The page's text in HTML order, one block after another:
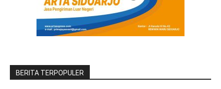
BERITA TERPOPULER